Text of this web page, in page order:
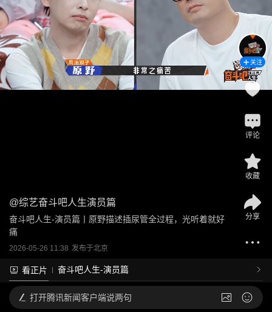
@综艺奋斗吧人生演员篇
奋斗吧人生-演员篇丨原野描述插尿管全过程，光听着就好
痛
2026-05-26 11:38 发布于北京
看正片 奋斗吧人生-演员篇
关注
评论
收藏
分享
打开腾讯新闻客户端说两句